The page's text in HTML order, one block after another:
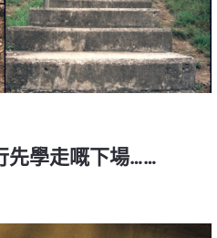
先學走嘅下場……